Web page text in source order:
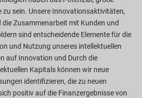
zu sein. Unsere Innovationsaktivitäten,
Zusammenarbeit mit Kunden und
sind entscheidende Elemente für die
und Nutzung unseres intellektuellen
auf Innovation und Durch die
Kapitals können wir neue
identifizieren, die zu neuen
positiv auf die Finanzergebnisse von